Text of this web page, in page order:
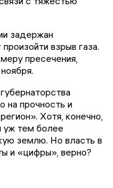
задержан
взрыв газа.
пресечения,
на прочность и
Хотя, конечно,
уж тем более
землю. Но власть в
и «цифры», верно?